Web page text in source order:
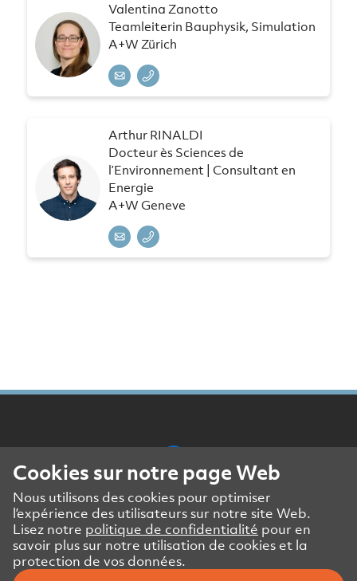
Valentina Zanotto
Teamleiterin Bauphysik, Simulation
A+W Zürich
Arthur RINALDI
Docteur ès Sciences de
l’Environnement | Consultant en
Energie
A+W Geneve
Mentions légales
Politique de confidentialité
DSE partenaires commerciaux
Contact presse et médias
Cookies sur notre page Web
Nous utilisons des cookies pour optimiser
l’expérience des utilisateurs sur notre site Web.
Lisez notre politique de confidentialité pour en
savoir plus sur notre utilisation de cookies et la
protection de vos données.